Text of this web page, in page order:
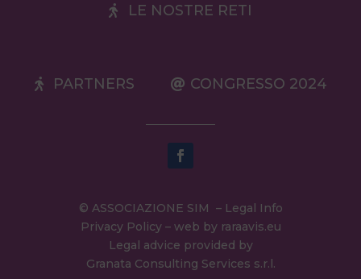
LE NOSTRE RETI
PARTNERS CONGRESSO 2024
© ASSOCIAZIONE SIM – Legal Info
Privacy Policy– web by raraavis.eu
Legal advice provided by
Granata Consulting Services s.r.l.